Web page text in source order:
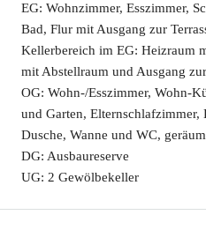
EG: Wohnzimmer, Esszimmer,
Bad, Flur mit Ausgang zur
Kellerbereich im EG: Heizraum
mit Abstellraum und Ausgang
OG: Wohn-/Esszimmer, Wohn-
und Garten,
Dusche, Wanne und WC,
DG: Ausbaureserve
UG: 2 Gewölbekeller